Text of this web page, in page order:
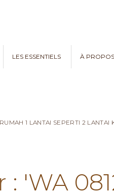
LES ESSENTIELS À PROPOS
1 LANTAI SEPERTI 2
'WA